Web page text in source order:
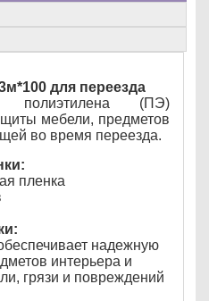
для переезда
(ПЭ)
мебели, предметов
во время переезда.
пленка
надежную
интерьера и
грязи и повреждений